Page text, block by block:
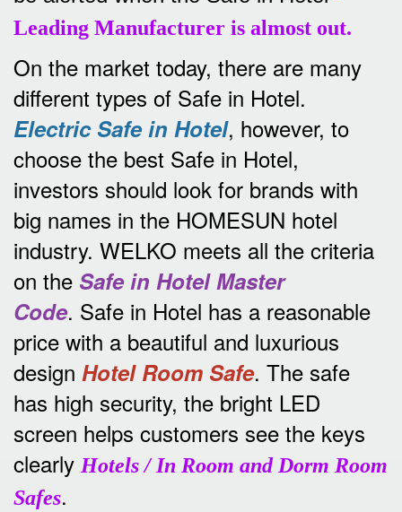
Leading Manufacturer is almost out.
On the market today, there are many
different types of Safe in Hotel.
Electric Safe in Hotel, however, to
choose the best Safe in Hotel,
investors should look for brands with
big names in the HOMESUN hotel
industry. WELKO meets all the criteria
on the Safe in Hotel Master
Code. Safe in Hotel has a reasonable
price with a beautiful and luxurious
design Hotel Room Safe. The safe
has high security, the bright LED
screen helps customers see the keys
clearly Hotels / In Room and Dorm Room
Safes.